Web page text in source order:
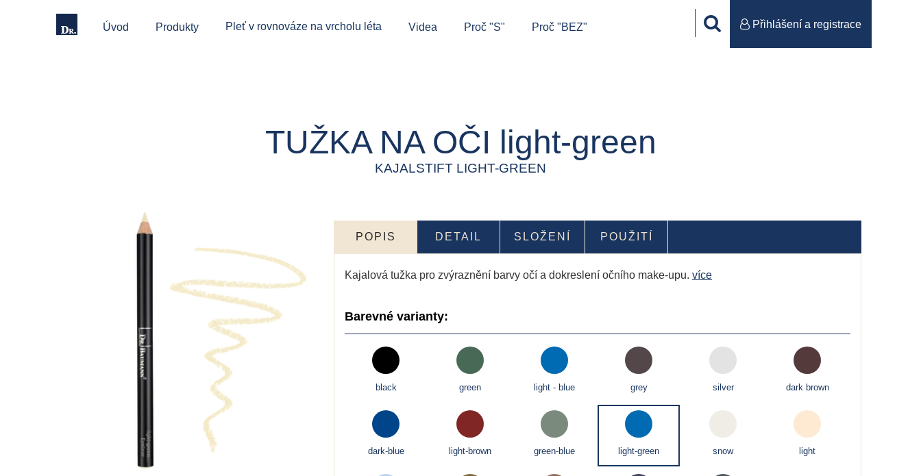
Úvod Produkty Pleť v rovnováze na vrcholu léta Videa Proč "S" Proč "BEZ" Přihlášení a registrace
TUŽKA NA OČI light-green
KAJALSTIFT LIGHT-GREEN
POPIS DETAIL SLOŽENÍ POUŽITÍ
Kajalová tužka pro zvýraznění barvy očí a dokreslení očního make-upu. více
Barevné varianty:
black green light - blue grey silver dark brown
dark-blue light-brown green-blue light-green snow light